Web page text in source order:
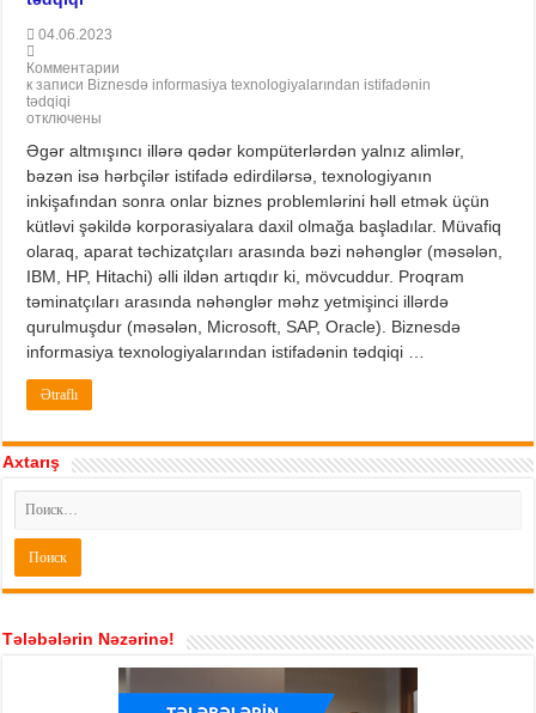
04.06.2023
Комментарии
к записи Biznesdə informasiya texnologiyalarından istifadənin
tədqiqi
отключены
Əgər altmışıncı illərə qədər kompüterlərdən yalnız alimlər,
bəzən isə hərbçilər istifadə edirdilərsə, texnologiyanın
inkişafından sonra onlar biznes problemlərini həll etmək üçün
kütləvi şəkildə korporasiyalara daxil olmağa başladılar. Müvafiq
olaraq, aparat təchizatçıları arasında bəzi nəhənglər (məsələn,
IBM, HP, Hitachi) əlli ildən artıqdır ki, mövcuddur. Proqram
təminatçıları arasında nəhənglər məhz yetmişinci illərdə
qurulmuşdur (məsələn, Microsoft, SAP, Oracle). Biznesdə
informasiya texnologiyalarından istifadənin tədqiqi …
Ətraflı
Axtarış
Tələbələrin Nəzərinə!